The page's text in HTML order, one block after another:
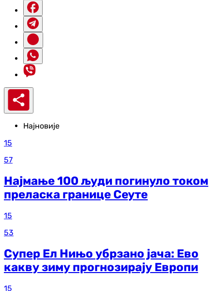
Најновије
15
57
Најмање 100 људи погинуло током
преласка границе Сеуте
15
53
Супер Ел Нињо убрзано јача: Ево
какву зиму прогнозирају Европи
15